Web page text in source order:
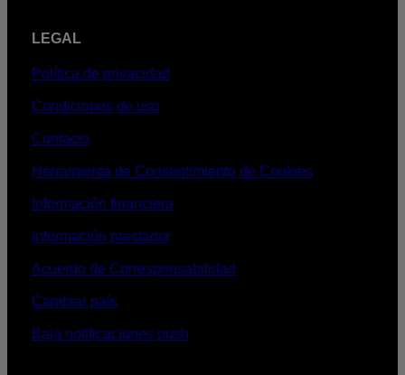
LEGAL
Política de privacidad
Condiciones de uso
Contacto
Herramienta de Consentimiento de Cookies
Información financiera
Información prestador
Acuerdo de Corresponsabilidad
Cambiar país
Baja notificaciones push